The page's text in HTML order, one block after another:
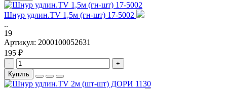
Шнур удлин.TV 1,5м (гн-шт) 17-5002
..
19
Артикул: 2000100052631
195 ₽
-
+
Купить